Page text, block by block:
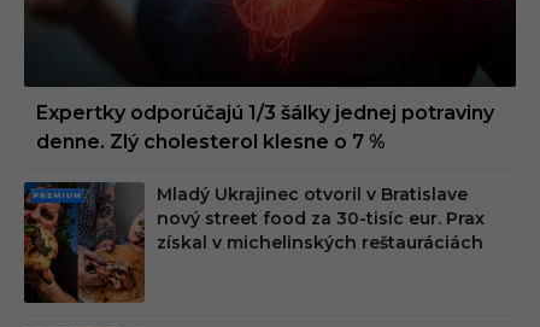
Expertky odporúčajú 1/3 šálky jednej potraviny
denne. Zlý cholesterol klesne o 7 %
PRE
MIU
M
Mladý Ukrajinec otvoril v Bratislave
nový street food za 30-tisíc eur. Prax
získal v michelinských reštauráciách